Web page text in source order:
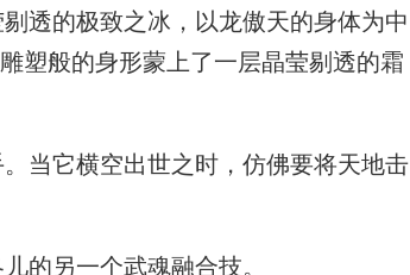
透的极致之冰，以龙傲天的身体为中
塑般的身形蒙上了一层晶莹剔透的霜
当它横空出世之时，仿佛要将天地击
的另一个武魂融合技。